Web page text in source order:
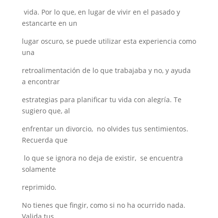
vida. Por lo que, en lugar de vivir en el pasado y
estancarte en un
lugar oscuro, se puede utilizar esta experiencia como
una
retroalimentación de lo que trabajaba y no, y ayuda
a encontrar
estrategias para planificar tu vida con alegría. Te
sugiero que, al
enfrentar un divorcio, no olvides tus sentimientos.
Recuerda que
lo que se ignora no deja de existir, se encuentra
solamente
reprimido.
No tienes que fingir, como si no ha ocurrido nada.